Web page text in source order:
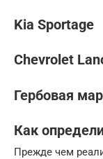
Kia Sportage
Chevrolet
Гербовая
Как
Прежде чем